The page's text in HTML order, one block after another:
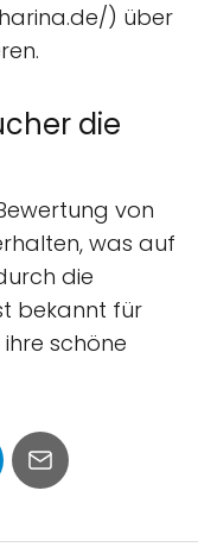
) über
die
von
was auf
die
bekannt für
schöne